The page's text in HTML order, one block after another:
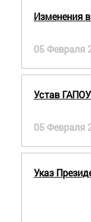
Изменения
05 Февраля
Устав
05 Февраля
Указ